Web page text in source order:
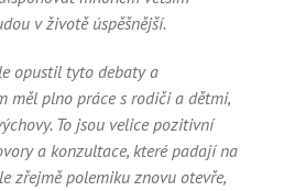
v životě úspěšnější.
opustil tyto debaty a
měl plno práce s rodiči a dětmi,
To jsou velice pozitivní
a konzultace, které padají na
zřejmě polemiku znovu otevře,